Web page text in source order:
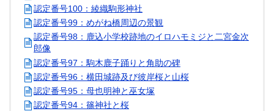
認定番号100：綾織駒形神社
認定番号99：めがね橋周辺の景観
認定番号98：鹿込小学校跡地のイロハモミジと二宮金次
郎像
認定番号97：駒木鹿子踊りと角助の碑
認定番号96：横田城跡及び彼岸桜と山桜
認定番号95：母也明神と巫女塚
認定番号94：篠神社と桜